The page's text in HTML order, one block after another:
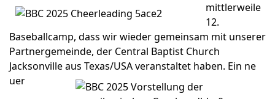
mittlerweile
12.
Baseballcamp, dass wir wieder gemeinsam mit unserer
Partnergemeinde, der Central Baptist Church
Jacksonville aus Texas/USA veranstaltet haben. Ein ne
uer